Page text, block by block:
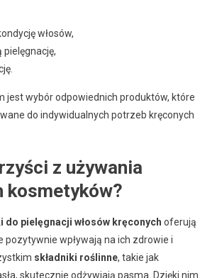
włosów,
pielęgnację,
jest wybór odpowiednich produktów, które
do indywidualnych potrzeb kręconych
z używania
kosmetyków?
do pielęgnacji włosów kręconych oferują
pozytywnie wpływają na ich zdrowie i
składniki roślinne, takie jak
skutecznie odżywiają pasma. Dzięki nim